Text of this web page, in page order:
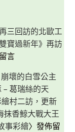
三回訪的北歐工
雙寶過新年》再訪
言
壞的白雪公主
葛瑞絲的天
繪村二訪，更新
抹香鯨大戰大王
事彩繪〉發佈留